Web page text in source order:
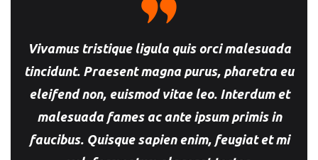
Vivamus tristique ligula quis orci malesuada
tincidunt. Praesent magna purus, pharetra eu
eleifend non, euismod vitae leo. Interdum et
malesuada fames ac ante ipsum primis in
faucibus. Quisque sapien enim, feugiat et mi